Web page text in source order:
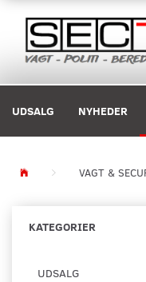
UDSALG NYHEDER
VAGT &
KATEGORIER
UDSALG